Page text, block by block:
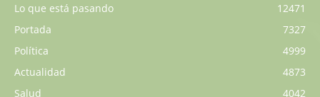
Lo que está pasando
12471
Portada
7327
Política
4999
Actualidad
4873
Salud
4042